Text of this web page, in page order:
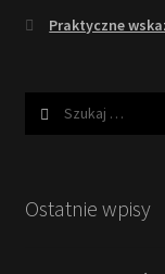
Praktyczne
Ostatnie wpisy